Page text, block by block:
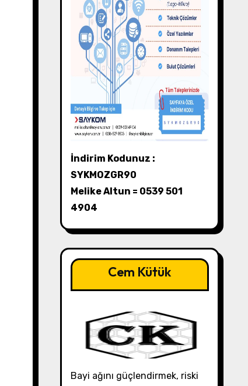
İndirim Kodunuz :
SYKMOZGR90
Melike Altun = 0539 501
4904
Cem Kütük
Bayi ağını güçlendirmek, riski